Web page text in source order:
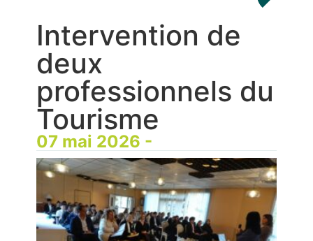
Intervention de
deux
professionnels du
Tourisme
07 mai 2026 -